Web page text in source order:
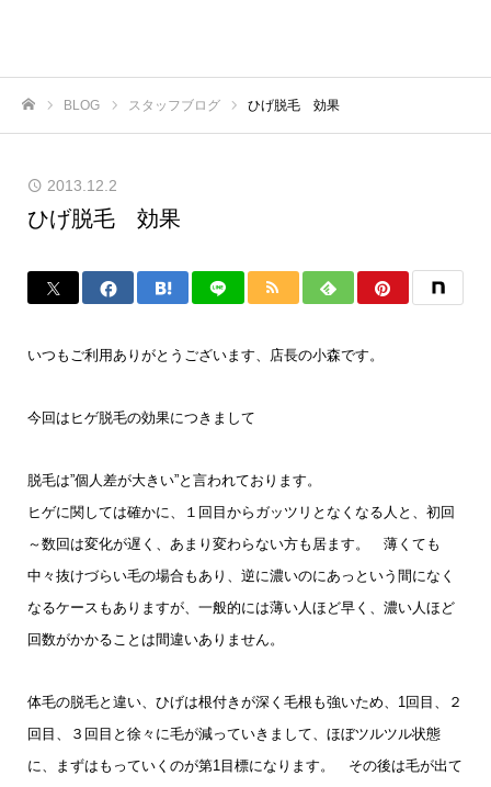
BLOG スタッフブログ ひげ脱毛 効果
2013.12.2
ひげ脱毛 効果
いつもご利用ありがとうございます、店長の小森です。
今回はヒゲ脱毛の効果につきまして
脱毛は”個人差が大きい”と言われております。
ヒゲに関しては確かに、１回目からガッツリとなくなる人と、初回
～数回は変化が遅く、あまり変わらない方も居ます。 薄くても
中々抜けづらい毛の場合もあり、逆に濃いのにあっという間になく
なるケースもありますが、一般的には薄い人ほど早く、濃い人ほど
回数がかかることは間違いありません。
体毛の脱毛と違い、ひげは根付きが深く毛根も強いため、1回目、２
回目、３回目と徐々に毛が減っていきまして、ほぼツルツル状態
に、まずはもっていくのが第1目標になります。 その後は毛が出て